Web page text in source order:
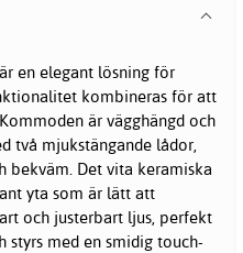
en elegant lösning för
kombineras för att
är vägghängd och
två mjukstängande lådor,
bekväm. Det vita keramiska
yta som är lätt att
och justerbart ljus, perfekt
styrs med en smidig touch-